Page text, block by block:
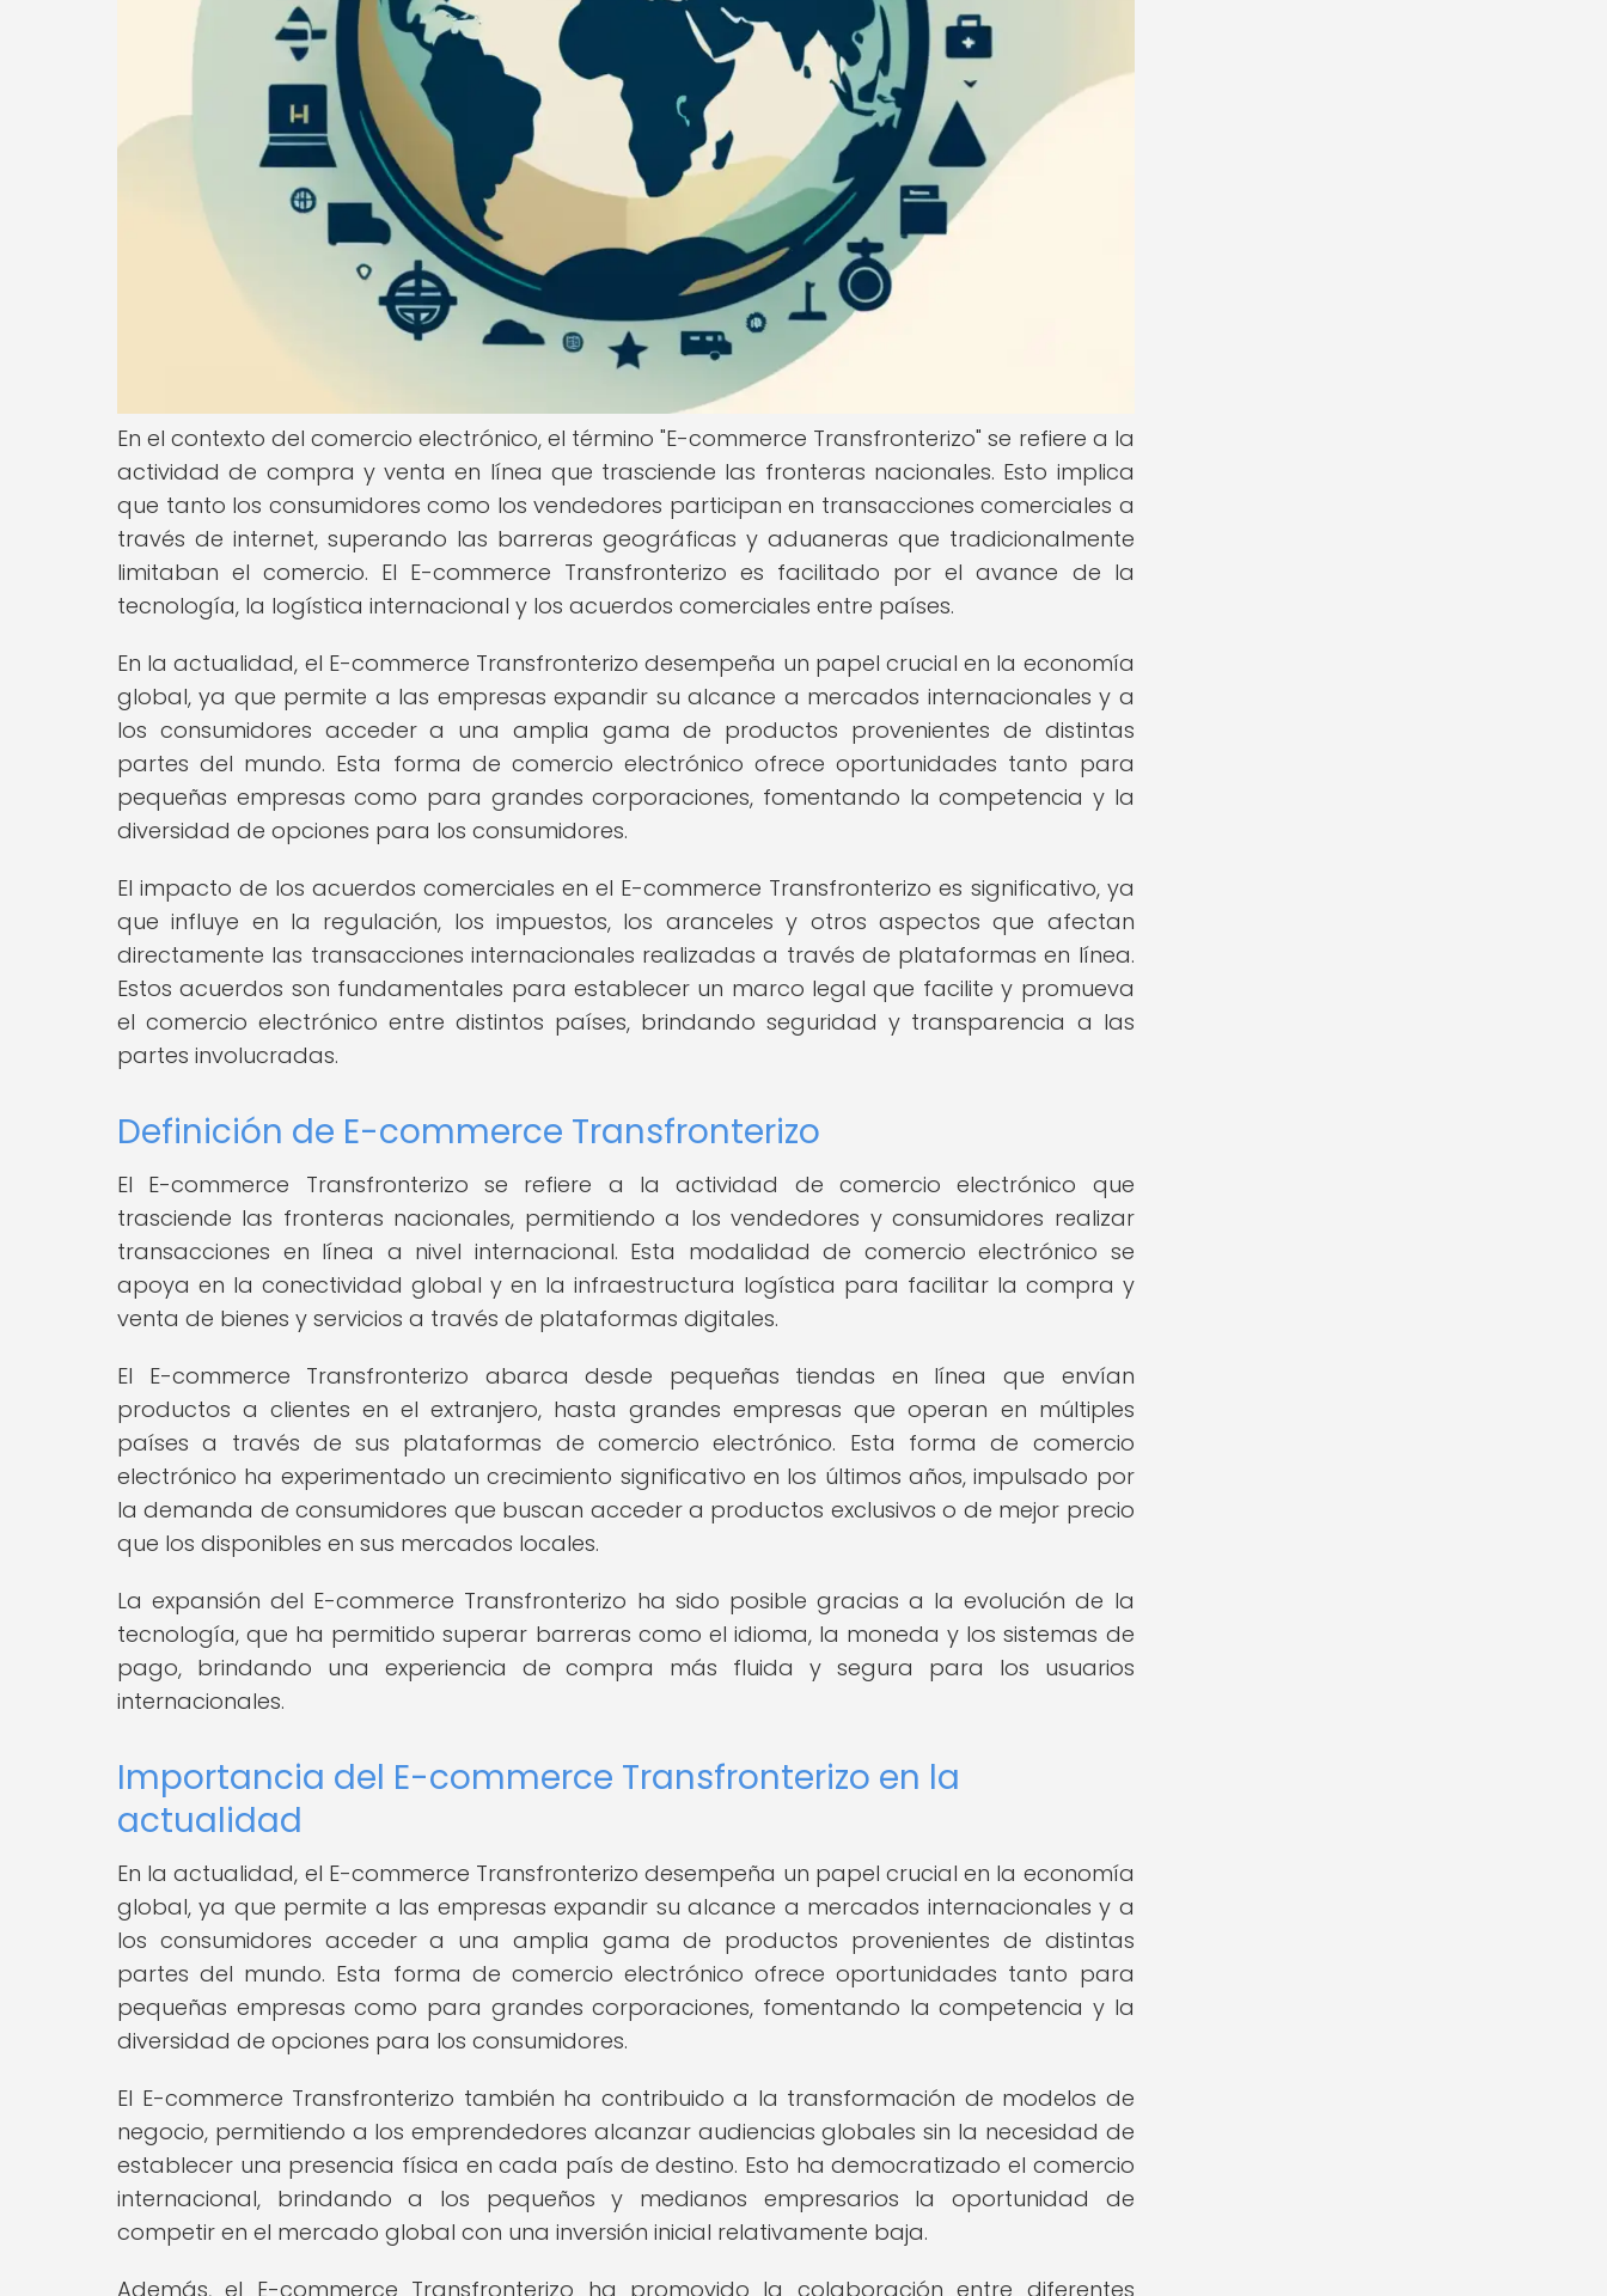
En el contexto del comercio electrónico, el término "E-commerce Transfronterizo" se refiere a la
actividad de compra y venta en línea que trasciende las fronteras nacionales. Esto implica
que tanto los consumidores como los vendedores participan en transacciones comerciales a
través de internet, superando las barreras geográficas y aduaneras que tradicionalmente
limitaban el comercio. El E-commerce Transfronterizo es facilitado por el avance de la
tecnología, la logística internacional y los acuerdos comerciales entre países.
En la actualidad, el E-commerce Transfronterizo desempeña un papel crucial en la economía
global, ya que permite a las empresas expandir su alcance a mercados internacionales y a
los consumidores acceder a una amplia gama de productos provenientes de distintas
partes del mundo. Esta forma de comercio electrónico ofrece oportunidades tanto para
pequeñas empresas como para grandes corporaciones, fomentando la competencia y la
diversidad de opciones para los consumidores.
El impacto de los acuerdos comerciales en el E-commerce Transfronterizo es significativo, ya
que influye en la regulación, los impuestos, los aranceles y otros aspectos que afectan
directamente las transacciones internacionales realizadas a través de plataformas en línea.
Estos acuerdos son fundamentales para establecer un marco legal que facilite y promueva
el comercio electrónico entre distintos países, brindando seguridad y transparencia a las
partes involucradas.
Definición de E-commerce Transfronterizo
El E-commerce Transfronterizo se refiere a la actividad de comercio electrónico que
trasciende las fronteras nacionales, permitiendo a los vendedores y consumidores realizar
transacciones en línea a nivel internacional. Esta modalidad de comercio electrónico se
apoya en la conectividad global y en la infraestructura logística para facilitar la compra y
venta de bienes y servicios a través de plataformas digitales.
El E-commerce Transfronterizo abarca desde pequeñas tiendas en línea que envían
productos a clientes en el extranjero, hasta grandes empresas que operan en múltiples
países a través de sus plataformas de comercio electrónico. Esta forma de comercio
electrónico ha experimentado un crecimiento significativo en los últimos años, impulsado por
la demanda de consumidores que buscan acceder a productos exclusivos o de mejor precio
que los disponibles en sus mercados locales.
La expansión del E-commerce Transfronterizo ha sido posible gracias a la evolución de la
tecnología, que ha permitido superar barreras como el idioma, la moneda y los sistemas de
pago, brindando una experiencia de compra más fluida y segura para los usuarios
internacionales.
Importancia del E-commerce Transfronterizo en la
actualidad
En la actualidad, el E-commerce Transfronterizo desempeña un papel crucial en la economía
global, ya que permite a las empresas expandir su alcance a mercados internacionales y a
los consumidores acceder a una amplia gama de productos provenientes de distintas
partes del mundo. Esta forma de comercio electrónico ofrece oportunidades tanto para
pequeñas empresas como para grandes corporaciones, fomentando la competencia y la
diversidad de opciones para los consumidores.
El E-commerce Transfronterizo también ha contribuido a la transformación de modelos de
negocio, permitiendo a los emprendedores alcanzar audiencias globales sin la necesidad de
establecer una presencia física en cada país de destino. Esto ha democratizado el comercio
internacional, brindando a los pequeños y medianos empresarios la oportunidad de
competir en el mercado global con una inversión inicial relativamente baja.
Además, el E-commerce Transfronterizo ha promovido la colaboración entre diferentes